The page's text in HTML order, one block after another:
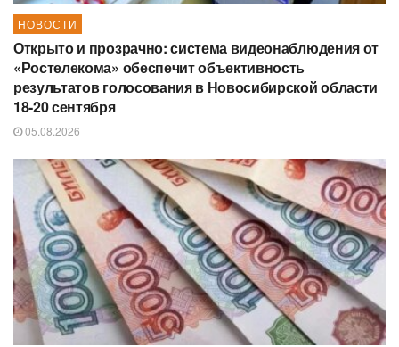
НОВОСТИ
Открыто и прозрачно: система видеонаблюдения от
«Ростелекома» обеспечит объективность
результатов голосования в Новосибирской области
18-20 сентября
05.08.2026